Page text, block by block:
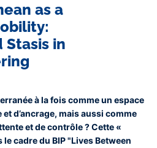
as a
in
à la fois comme un espace
d’ancrage, mais aussi comme
et de contrôle ? Cette «
cadre du BIP "Lives Between